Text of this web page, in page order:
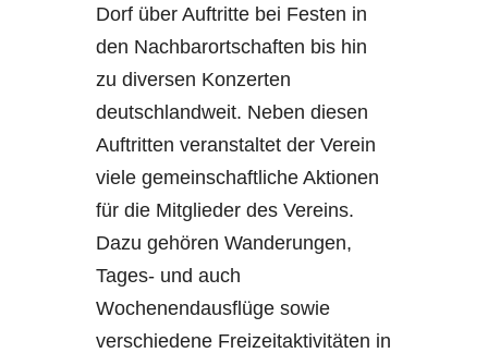
Dorf über Auftritte bei Festen in
den Nachbarortschaften bis hin
zu diversen Konzerten
deutschlandweit. Neben diesen
Auftritten veranstaltet der Verein
viele gemeinschaftliche Aktionen
für die Mitglieder des Vereins.
Dazu gehören Wanderungen,
Tages- und auch
Wochenendausflüge sowie
verschiedene Freizeitaktivitäten in